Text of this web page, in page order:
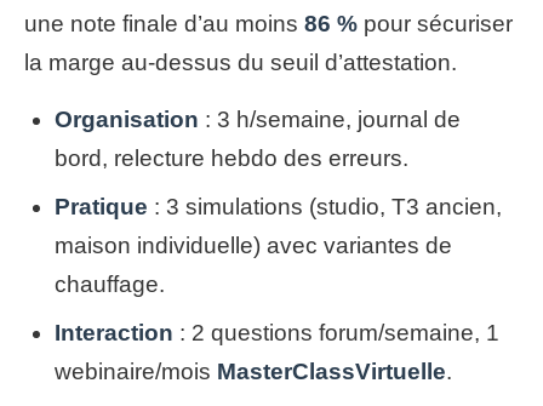
une note finale d’au moins 86 % pour sécuriser
la marge au-dessus du seuil d’attestation.
Organisation : 3 h/semaine, journal de
bord, relecture hebdo des erreurs.
Pratique : 3 simulations (studio, T3 ancien,
maison individuelle) avec variantes de
chauffage.
Interaction : 2 questions forum/semaine, 1
webinaire/mois MasterClassVirtuelle.